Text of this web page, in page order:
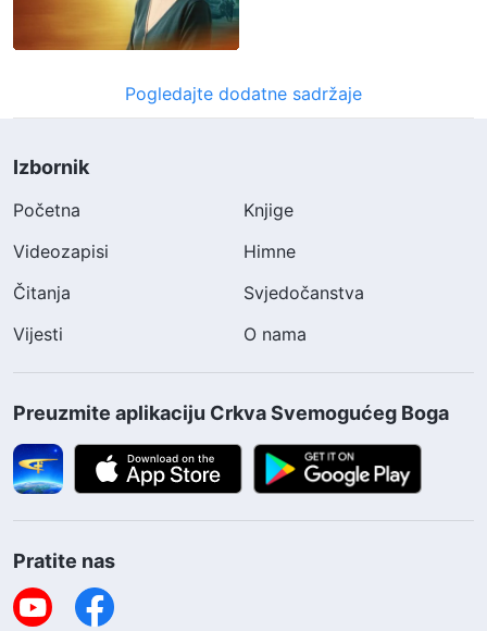
Pogledajte dodatne sadržaje
Izbornik
Početna
Knjige
Videozapisi
Himne
Čitanja
Svjedočanstva
Vijesti
O nama
Preuzmite aplikaciju Crkva Svemogućeg Boga
Pratite nas